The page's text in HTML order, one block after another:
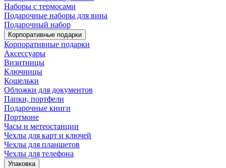
Наборы с термосами
Подарочные наборы для вина
Подарочный набор
Корпоративные подарки
Корпоративные подарки
Аксессуары
Визитницы
Ключницы
Кошельки
Обложки для документов
Папки, портфели
Подарочные книги
Портмоне
Часы и метеостанции
Чехлы для карт и ключей
Чехлы для планшетов
Чехлы для телефона
Упаковка